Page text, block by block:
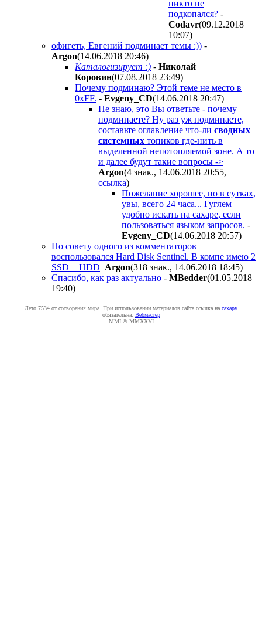
никто не
подкопался? -
Codavr(09.12.2018
10:07)
офигеть, Евгений подминает темы :)) -
Argon(14.06.2018 20:46)
Каталогизирует :) - Николай
Коровин(07.08.2018 23:49)
Почему подминаю? Этой теме не место в
0xFF. - Evgeny_CD(14.06.2018 20:47)
Не знаю, это Вы ответьте - почему
подминаете? Ну раз уж подминаете,
составьте оглавление что-ли сводных
системных топиков где-нить в
выделенной непотопляемой зоне. А то
и далее будут такие вопросы ->
Argon(4 знак., 14.06.2018 20:55,
ссылка)
Пожелание хорошее, но в сутках,
увы, всего 24 часа... Гуглем
удобно искать на сахаре, если
пользоваться языком запросов. -
Evgeny_CD(14.06.2018 20:57)
По совету одного из комментаторов
воспользовался Hard Disk Sentinel. В компе имею 2
SSD + HDD Argon(318 знак., 14.06.2018 18:45)
Спасибо, как раз актуально - MBedder(01.05.2018
19:40)
Лето 7534 от сотворения мира. При использовании материалов сайта ссылка на caxapу
обязательна. Вебмастер
MMI © MMXXVI